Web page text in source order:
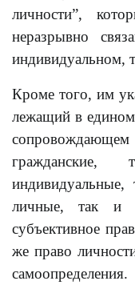
личности”,
неразрывно
индивидуальном,
Кроме того, им
лежащий в
индивидуальные,
личные, так и
субъективное
же право
самоопределения.